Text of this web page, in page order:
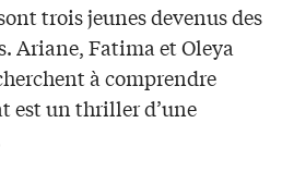
trois jeunes devenus des
Ariane, Fatima et Oleya
à comprendre
est un thriller d’une